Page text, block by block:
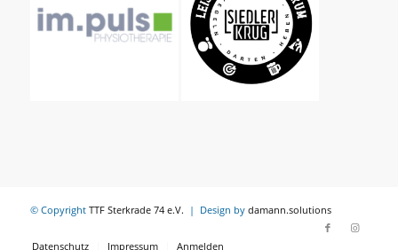
© Copyright TTF Sterkrade 74 e.V. | Design by damann.solutions
Datenschutz Impressum Anmelden